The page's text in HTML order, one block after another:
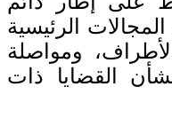
الرئيسية
ومواصلة
القضايا ذات